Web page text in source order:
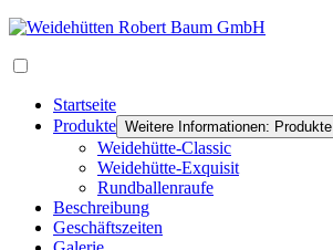
Startseite
Produkte Weitere Informationen: Produkte
Weidehütte-Classic
Weidehütte-Exquisit
Rundballenraufe
Beschreibung
Geschäftszeiten